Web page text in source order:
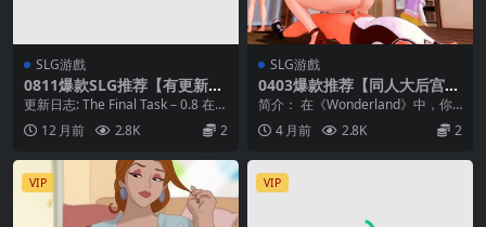
SLG游戲
0811爆款SLG推荐【有更新】
妻子和母亲的粉丝游戏 A Wif
e and Mother Fan Game v
0.8【中文汉化】
更新日志: The Final Task – 0.8 在游
戏开始时新...
12 月前 2.8K 2
SLG游戲
0403爆款推荐【同人大后宫】
仙境奇遇记 Life in Wonderla
nd Ch.1-3【中文汉化】
简介： 在《Wonderland》中，你
唯一的目标就是享受你的巨大后
宫。让她们怀...
4 月前 2.8K 2
VIP VIP